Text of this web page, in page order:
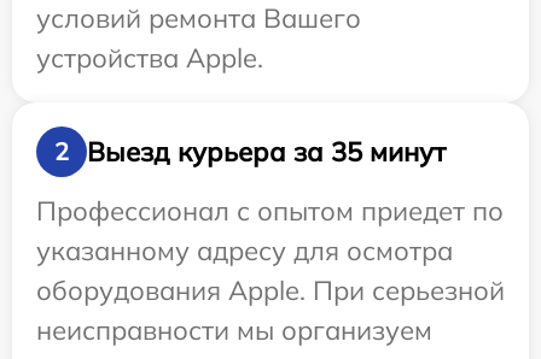
условий ремонта Вашего
устройства Apple.
2
Выезд курьера за 35 минут
Профессионал с опытом приедет по
указанному адресу для осмотра
оборудования Apple. При серьезной
неисправности мы организуем